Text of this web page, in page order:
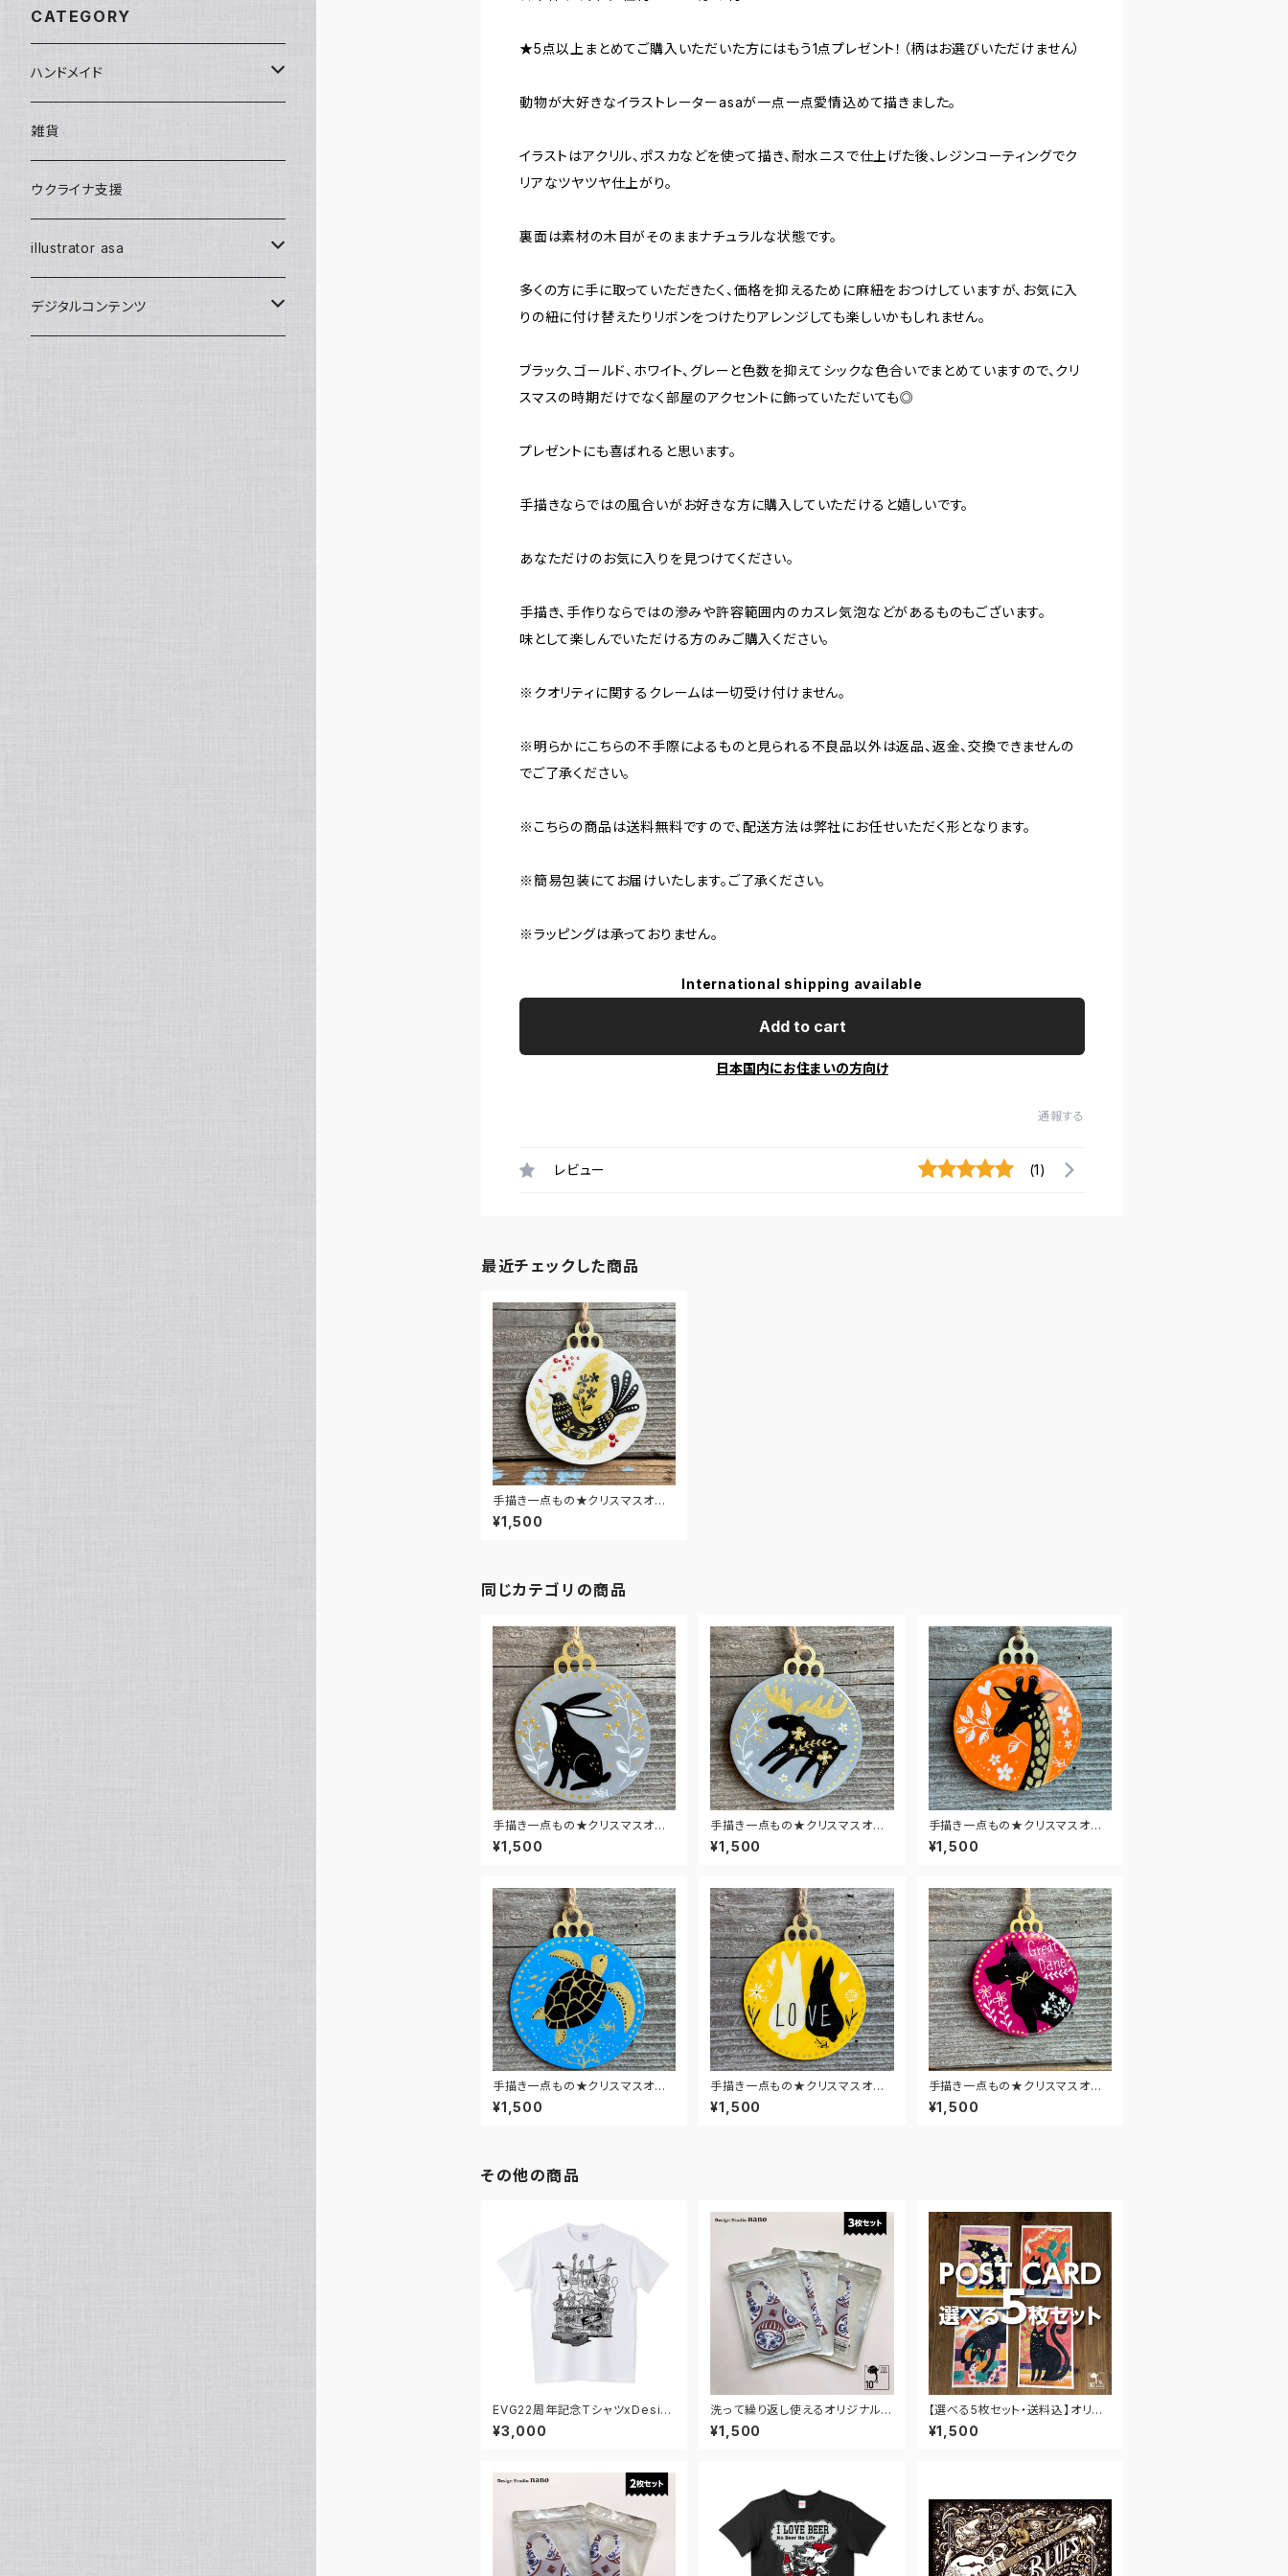
★5点以上まとめてご購入いただいた方にはもう1点プレゼント！（柄はお選びいただけません）
動物が大好きなイラストレーターasaが一点一点愛情込めて描きました。
イラストはアクリル、ポスカなどを使って描き、耐水ニスで仕上げた後、レジンコーティングでク
リアなツヤツヤ仕上がり。
裏面は素材の木目がそのままナチュラルな状態です。
多くの方に手に取っていただきたく、価格を抑えるために麻紐をおつけしていますが、お気に入
りの紐に付け替えたりリボンをつけたりアレンジしても楽しいかもしれません。
ブラック、ゴールド、ホワイト、グレーと色数を抑えてシックな色合いでまとめていますので、クリ
スマスの時期だけでなく部屋のアクセントに飾っていただいても◎
プレゼントにも喜ばれると思います。
手描きならではの風合いがお好きな方に購入していただけると嬉しいです。
あなただけのお気に入りを見つけてください。
手描き、手作りならではの滲みや許容範囲内のカスレ気泡などがあるものもございます。
味として楽しんでいただける方のみご購入ください。
※クオリティに関するクレームは一切受け付けません。
※明らかにこちらの不手際によるものと見られる不良品以外は返品、返金、交換できませんの
でご了承ください。
※こちらの商品は送料無料ですので、配送方法は弊社にお任せいただく形となります。
※簡易包装にてお届けいたします。ご了承ください。
※ラッピングは承っておりません。
International shipping available
Add to cart
日本国内にお住まいの方向け
通報する
レビュー (1)
最近チェックした商品
手描き一点もの★クリスマスオー
ナメント★小鳥3
¥1,500
同じカテゴリの商品
手描き一点もの★クリスマスオー
ナメント★うさぎ・グレー
¥1,500
手描き一点もの★クリスマスオー
ナメント★ヘラジカ・グレー
¥1,500
手描き一点もの★クリスマスオー
ナメント★キリン・オレンジ
¥1,500
手描き一点もの★クリスマスオー
ナメント★ウミガメ・ブルー
¥1,500
手描き一点もの★クリスマスオー
ナメント★うさぎラブ・イエロー
¥1,500
手描き一点もの★クリスマスオー
ナメント★グレートデン・ワイン
¥1,500
その他の商品
EVG22周年記念TシャツxDesig
n Studio nanoコラボ / 5.6オン
スTシャツ (Printstar)
¥3,000
洗って繰り返し使えるオリジナルマ
スク だるま【3枚セット】
¥1,500
【選べる5枚セット・送料込】オリジ
ナルポストカード★黒ねこシリーズ
1
¥1,500
CATEGORY
ハンドメイド
キーホルダー・チャーム
フラワー・レジン
ウッドバーニング
クリスマスオーナメント
雑貨
ウクライナ支援
illustrator asa
「九頭馬」アートプロジェクト
デジタルコンテンツ